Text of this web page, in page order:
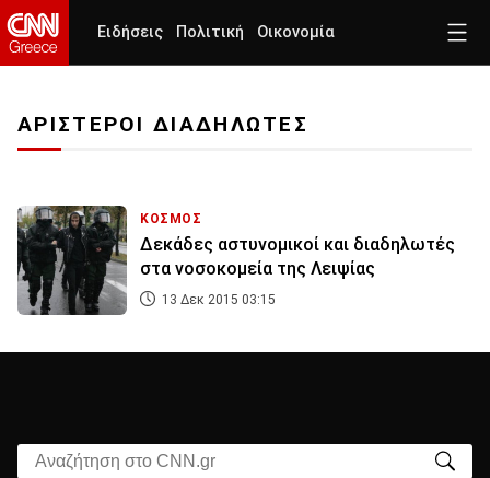
Ειδήσεις Πολιτική Οικονομία
ΑΡΙΣΤΕΡΟΙ ΔΙΑΔΗΛΩΤΕΣ
ΚΟΣΜΟΣ
Δεκάδες αστυνομικοί και διαδηλωτές
στα νοσοκομεία της Λειψίας
13 Δεκ 2015 03:15
Αναζήτηση στο CNN.gr